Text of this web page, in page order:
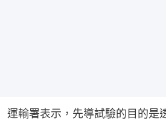
運輸署表示，先導試驗的目的是